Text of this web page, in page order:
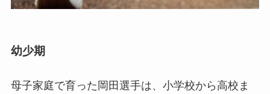
幼少期
母子家庭で育った岡田選手は、小学校から高校ま